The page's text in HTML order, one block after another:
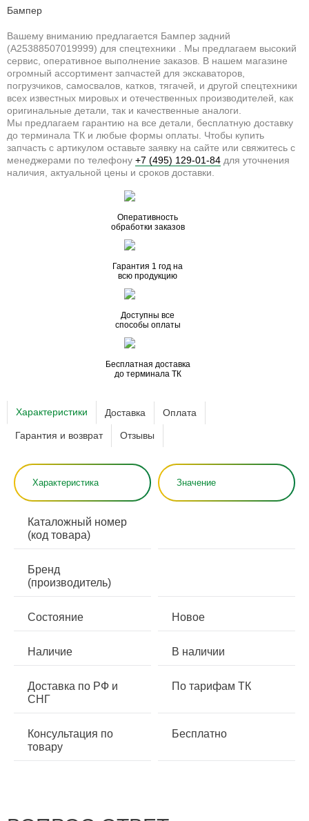
Бампер
Вашему вниманию предлагается Бампер задний
(A25388507019999) для спецтехники . Мы предлагаем высокий
сервис, оперативное выполнение заказов. В нашем магазине
огромный ассортимент запчастей для экскаваторов,
погрузчиков, самосвалов, катков, тягачей, и другой спецтехники
всех известных мировых и отечественных производителей, как
оригинальные детали, так и качественные аналоги.
Мы предлагаем гарантию на все детали, бесплатную доставку
до терминала ТК и любые формы оплаты. Чтобы купить
запчасть с артикулом оставьте заявку на сайте или свяжитесь с
менеджерами по телефону +7 (495) 129-01-84 для уточнения
наличия, актуальной цены и сроков доставки.
Оперативность
обработки заказов
Гарантия 1 год на
всю продукцию
Доступны все
способы оплаты
Бесплатная доставка
до терминала ТК
Характеристики Доставка Оплата
Гарантия и возврат Отзывы
Характеристика Значение
Каталожный номер
(код товара)
Бренд
(производитель)
Состояние Новое
Наличие В наличии
Доставка по РФ и
СНГ
По тарифам ТК
Консультация по
товару
Бесплатно